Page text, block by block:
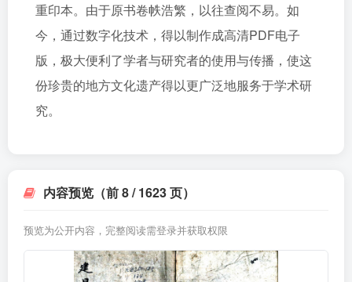
重印本。由于原书卷帙浩繁，以往查阅不易。如
今，通过数字化技术，得以制作成高清PDF电子
版，极大便利了学者与研究者的使用与传播，使这
份珍贵的地方文化遗产得以更广泛地服务于学术研
究。
内容预览（前 8 / 1623 页）
预览为公开内容，完整阅读需登录并获取权限